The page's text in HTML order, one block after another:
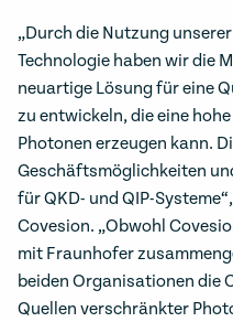
„Durch die Nutzung
Technologie haben wir die
neuartige Lösung für eine
zu entwickeln, die eine
Photonen erzeugen kann.
Geschäftsmöglichkeiten
für QKD- und QIP-
Covesion. „Obwohl
mit Fraunhofer
beiden Organisationen die
Quellen verschränkter